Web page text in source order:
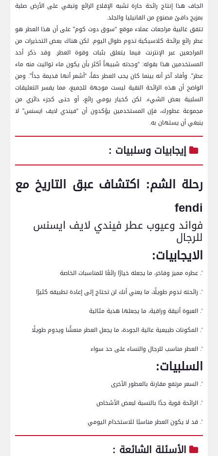
الجاف هذا إنتاج رائحة حارة تشبه الإقلاع الرائع وتبقي على الأرض صلبة
بمزيج دافئ مصنوع من الفانيليا والجلد.
تتفق غالبية مراجعات عملاء موقع “سوق دوت كوم” على أن هذا العطر هو
عطر رائع برائحة كلاسيكية تدوم طوال اليوم. لكن هناك بعض التحذيرات من
المراجعين عبر الإنترنت فيما يتعلق بثبات وقوة العطر. وقد ذكر أحد
المستخدمين هذا بقوله: “وجدته شبيهاً أكثر بأن يكون ماء تواليت منه ماء
عطر”. وأفاد آخر أنه بينما كان يحب العطر حقاً، “أشعر أنها قديمة جداً”. ومن
الواضح أن هذه الرائحة النقية ليست موجهة للجميع، مما يفسر التعليقات
السلبية بعض الشيء. لكن كخيار يومي رائع، أو حتى كجزء دائري من
مجموعة عطورك، فإن المستخدمين يؤكدون أن “فيندي لايف ايسنس” لا
ينبغي أن يستهان به.
إيجابيات وسلبيات :
رحلة الشم: اكتشاف عبق التاريخ مع
fendi
فوائد وعيوب عطر فيندي لايف ايسنس
للرجال
الايجابيات:
‘. عطره مميز وفاخر، ما يجعله خيارًا رائعًا للمناسبات الخاصة
‘. رائحته تدوم طويلًا، ما يعني أنك لن تحتاج إلى إعادة تطبيقه كثيرًا
‘. العبوة أنيقة وراقية، ما يجعلها هدية مثالية
‘. المكونات طبيعية عالية الجودة، ما يجعل العطر منعشًا ويدوم طويلًا
‘. العطر مناسب للرجال والنساء على حد سواء
السلبيات:
‘. السعر مرتفع مقارنة بالعطور الأخرى
‘. الرائحة قوية جدًا بالنسبة لبعض الأشخاص
‘. قد لا يكون العطر مناسبًا للاستخدام اليومي
الأسئلة الشائعة :